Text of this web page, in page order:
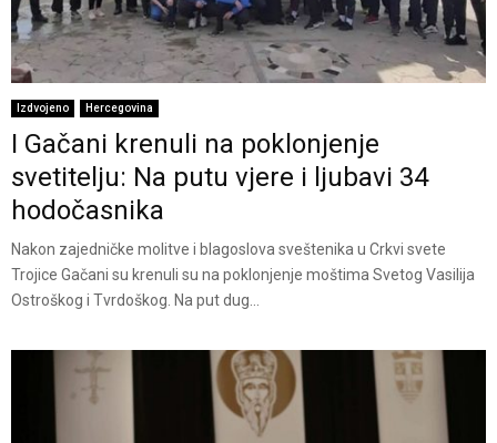
Izdvojeno Hercegovina
I Gačani krenuli na poklonjenje
svetitelju: Na putu vjere i ljubavi 34
hodočasnika
Nakon zajedničke molitve i blagoslova sveštenika u Crkvi svete
Trojice Gačani su krenuli su na poklonjenje moštima Svetog Vasilija
Ostroškog i Tvrdoškog. Na put dug...